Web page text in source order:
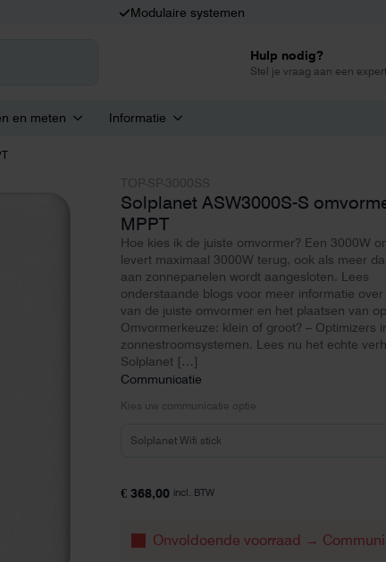
Modulaire systemen
Hulp nodig?
Stel je vraag aan een expert
en meten Informatie
Solplanet ASW3000S-S
MPPT
Hoe kies ik de juiste omvormer? Een 3000W
levert maximaal 3000W terug, ook als meer
aan zonnepanelen wordt aangesloten. Lees
onderstaande blogs voor meer informatie over
van de juiste omvormer en het plaatsen van
Omvormerkeuze: klein of groot? – Optimizers
zonnestroomsystemen. Lees nu het echte
Solplanet […]
Communicatie
Kies uw communicatie optie
€368,00 incl. BTW
Onvoldoende voorraad →